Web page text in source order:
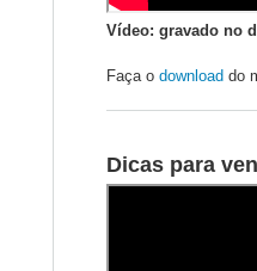
Vídeo: gravado no
Faça o download do
Dicas para